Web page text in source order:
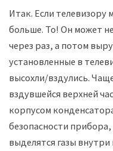
Итак. Если телевизору
больше. То! Он может
через раз, а потом
установленные в
высохли/вздулись.
вздувшейся верхней
корпусом
безопасности
выделятся газы